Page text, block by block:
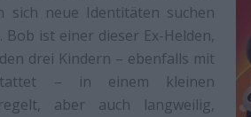
sich neue Identitäten suchen
ist einer dieser Ex-Helden,
drei Kindern – ebenfalls mit
– in einem kleinen
aber auch langweilig,